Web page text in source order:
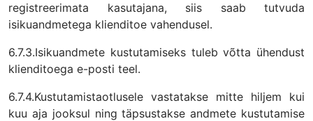
registreerimata kasutajana, siis saab tutvuda
isikuandmetega klienditoe vahendusel.
6.7.3.Isikuandmete kustutamiseks tuleb võtta ühendust
klienditoega e-posti teel.
6.7.4.Kustutamistaotlusele vastatakse mitte hiljem kui
kuu aja jooksul ning täpsustakse andmete kustutamise